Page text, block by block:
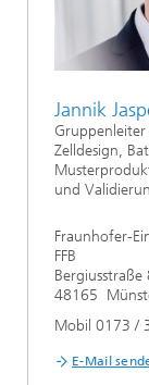
Jannik
Gruppenleiter
Zelldesign,
und
Fraunhofer-
FFB
Bergiusstraße
48165
Mobil 0173 /
E-Mail